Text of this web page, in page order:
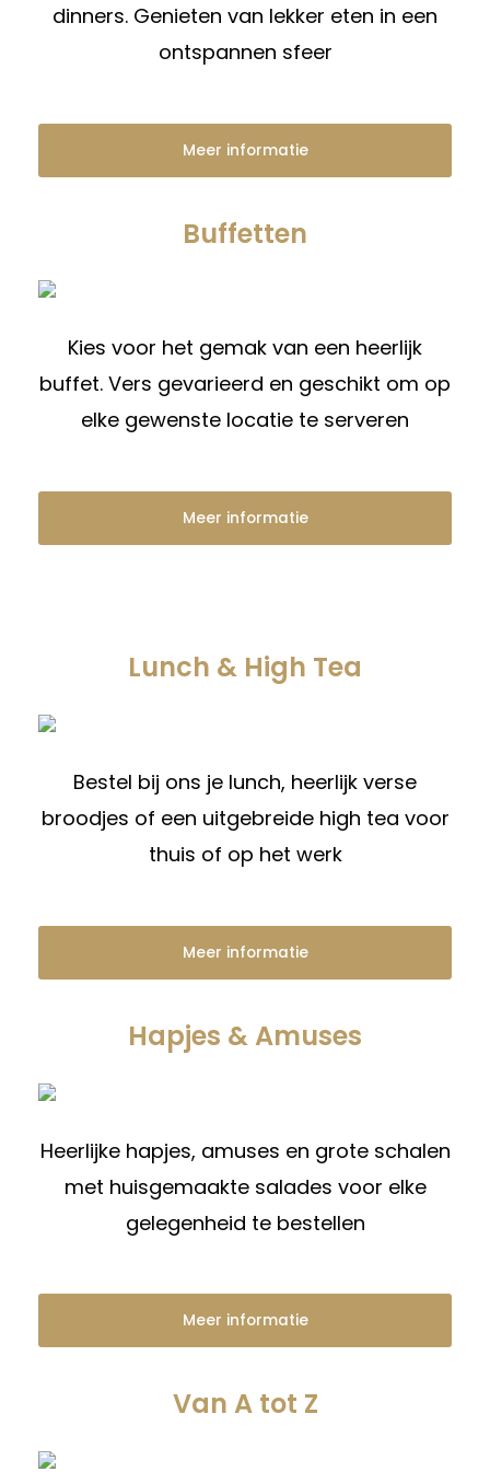
dinners. Genieten van lekker eten in een
ontspannen sfeer
Meer informatie
Buffetten
Kies voor het gemak van een heerlijk
buffet. Vers gevarieerd en geschikt om op
elke gewenste locatie te serveren
Meer informatie
Lunch & High Tea
Bestel bij ons je lunch, heerlijk verse
broodjes of een uitgebreide high tea voor
thuis of op het werk
Meer informatie
Hapjes & Amuses
Heerlijke hapjes, amuses en grote schalen
met huisgemaakte salades voor elke
gelegenheid te bestellen
Meer informatie
Van A tot Z